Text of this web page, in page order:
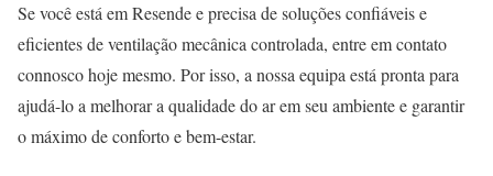
Se você está em Resende e precisa de soluções confiáveis e
eficientes de ventilação mecânica controlada, entre em contato
connosco hoje mesmo. Por isso, a nossa equipa está pronta para
ajudá-lo a melhorar a qualidade do ar em seu ambiente e garantir
o máximo de conforto e bem-estar.